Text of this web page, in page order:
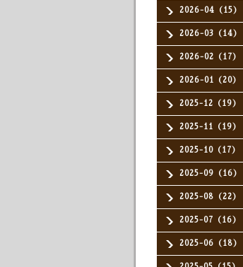
2026-04（15）
2026-03（14）
2026-02（17）
2026-01（20）
2025-12（19）
2025-11（19）
2025-10（17）
2025-09（16）
2025-08（22）
2025-07（16）
2025-06（18）